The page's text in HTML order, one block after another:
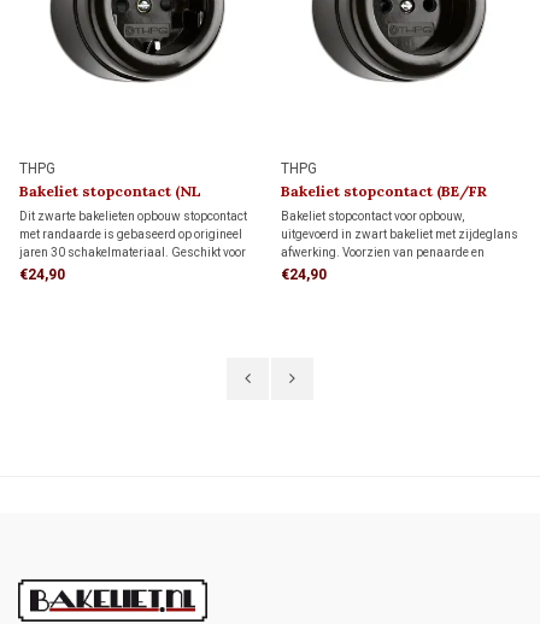
THPG
Bakeliet stopcontact (NL
kindveilig) 1930
Dit zwarte bakelieten opbouw stopcontact
met randaarde is gebaseerd op origineel
jaren 30 schakelmateriaal. Geschikt voor
bedrading via de achterzijde (wandinvoer)
€24,90
THPG
Bakeliet stopcontact (BE/FR
kindveilig) 1930
Bakeliet stopcontact voor opbouw,
uitgevoerd in zwart bakeliet met zijdeglans
afwerking. Voorzien van penaarde en
kinderbeveiliging. Geschikt voor bedrading
€24,90